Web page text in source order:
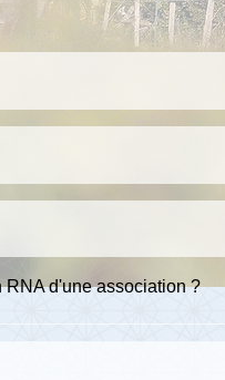
RNA d'une association ?